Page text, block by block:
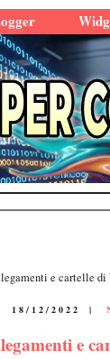
e cartelle di
18/12/2022 |
e